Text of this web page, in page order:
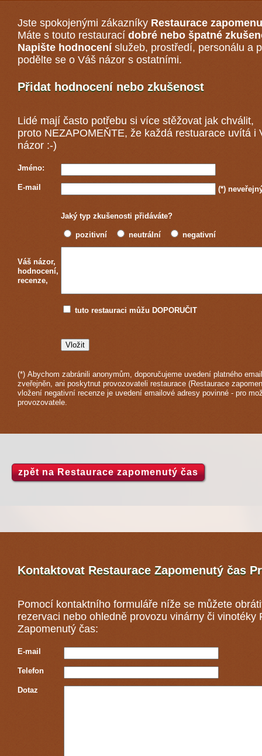
Jste spokojenými zákazníky Restaurace
Máte s touto restaurací dobré nebo špatné
Napište hodnocení služeb, prostředí, personálu a
podělte se o Váš názor s ostatními.
Přidat hodnocení nebo zkušenost
Lidé mají často potřebu si více stěžovat jak chválit,
proto NEZAPOMEŇTE, že každá restuarace uvítá i
názor :-)
Jméno:
E-mail (*)
Jaký typ zkušenosti přidáváte?
pozitivní neutrální negativní
Váš názor,
hodnocení,
recenze,
tuto restauraci můžu DOPORUČIT
(*) Abychom zabránili anonymům, doporučujeme uvedení platného
zveřejněn, ani poskytnut provozovateli restaurace (Restaurace
vložení negativní recenze je uvedení emailové adresy povinné - pro
provozovatele.
zpět na Restaurace zapomenutý čas
Kontaktovat Restaurace Zapomenutý čas
Pomocí kontaktního formuláře níže se můžete
rezervaci nebo ohledně provozu vinárny či vinotéky
Zapomenutý čas:
E-mail
Telefon
Dotaz